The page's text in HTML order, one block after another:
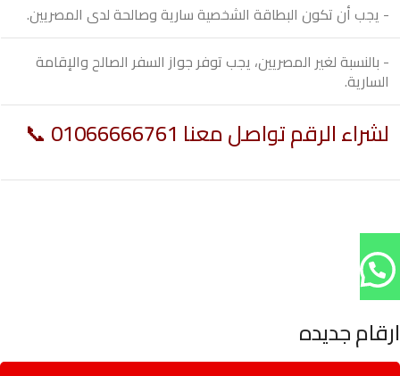
- يجب أن تكون البطاقة الشخصية سارية وصالحة لدى المصريين.
- بالنسبة لغير المصريين، يجب توفر جواز السفر الصالح والإقامة
السارية.
لشراء الرقم تواصل معنا 01066666761 📞
ارقام جديده